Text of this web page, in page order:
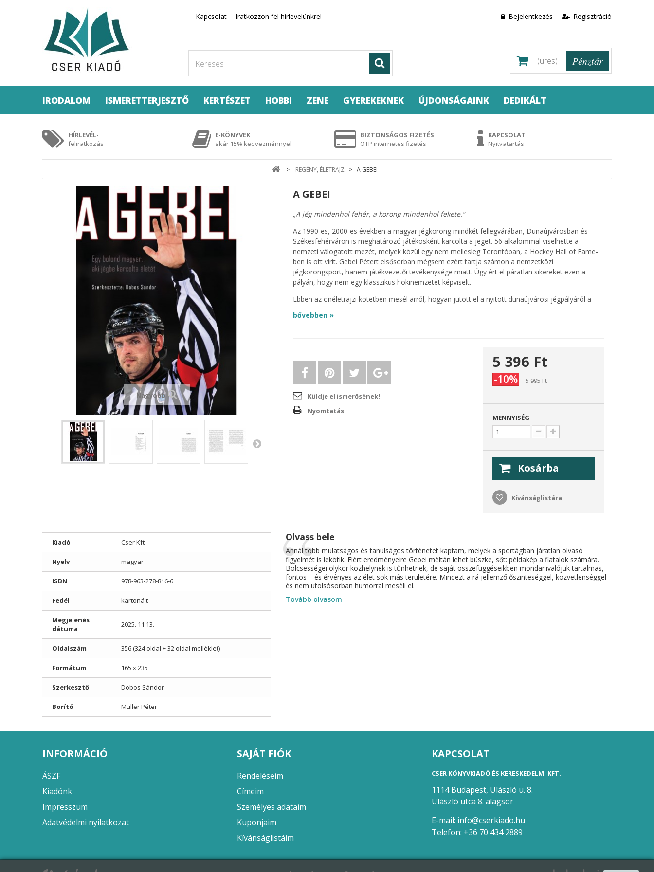
Kapcsolat Iratkozzon fel hírlevelünkre! Bejelentkezés Regisztráció
(üres) Pénztár
IRODALOM ISMERETTERJESZTŐ KERTÉSZET HOBBI ZENE GYEREKEKNEK ÚJDONSÁGAINK DEDIKÁLT
HÍRLEVÉL-
feliratkozás
E-KÖNYVEK
akár 15% kedvezménnyel
BIZTONSÁGOS FIZETÉS
OTP internetes fizetés
KAPCSOLAT
Nyitvatartás
> REGÉNY, ÉLETRAJZ > A GEBEI
Nagyobb
A GEBEI
„A jég mindenhol fehér, a korong mindenhol fekete.”
Az 1990-es, 2000-es években a magyar jégkorong mindkét fellegvárában, Dunaújvárosban és
Székesfehérváron is meghatározó játékosként karcolta a jeget. 56 alkalommal viselhette a
nemzeti válogatott mezét, melyek közül egy nem mellesleg Torontóban, a Hockey Hall of Fame-
ben is ott virít. Gebei Pétert elsősorban mégsem ezért tartja számon a nemzetközi
jégkorongsport, hanem játékvezetői tevékenysége miatt. Úgy ért el páratlan sikereket ezen a
pályán, hogy nem egy klasszikus hokinemzetet képviselt.
Ebben az önéletrajzi kötetben mesél arról, hogyan jutott el a nyitott dunaújvárosi jégpályáról a
álomszerűnek tűnő cél: bedobni a korongot az A csoportos vb-n Kanadának.
E-könyv formátumban is elérhető!
bővebben »
Küldje el ismerősének!
Nyomtatás
5 396 Ft‎
-10% 5 995 Ft‎
MENNYISÉG
Kosárba
Kívánságlistára
Kiadó Cser Kft.
Nyelv magyar
ISBN 978-963-278-816-6
Fedél kartonált
Megjelenés
dátuma
2025. 11.13.
Oldalszám 356 (324 oldal + 32 oldal melléklet)
Formátum 165 x 235
Szerkesztő Dobos Sándor
Borító Müller Péter
Olvass bele
Annál több mulatságos és tanulságos történetet kaptam, melyek a sportágban járatlan olvasó
figyelmét is lekötik. Elért eredményeire Gebei méltán lehet büszke, sőt: példakép a fiatalok számára.
Bölcsességei olykor közhelynek is tűnhetnek, de saját összefüggéseikben mondanivalójuk tartalmas,
fontos – és érvényes az élet sok más területére. Mindezt a rá jellemző őszinteséggel, közvetlenséggel
és nem utolsósorban humorral meséli el.
Tovább olvasom
INFORMÁCIÓ
ÁSZF
Kiadónk
Impresszum
Adatvédelmi nyilatkozat
SAJÁT FIÓK
Rendeléseim
Címeim
Személyes adataim
Kuponjaim
Kívánságlistáim
KAPCSOLAT
CSER KÖNYVKIADÓ ÉS KERESKEDELMI KFT.
1114 Budapest, Ulászló u. 8.
Ulászló utca 8. alagsor
E-mail: info@cserkiado.hu
Telefon: +36 70 434 2889